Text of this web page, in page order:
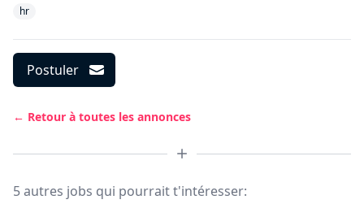
hr
Postuler
← Retour à toutes les annonces
5 autres jobs qui pourrait t'intéresser: